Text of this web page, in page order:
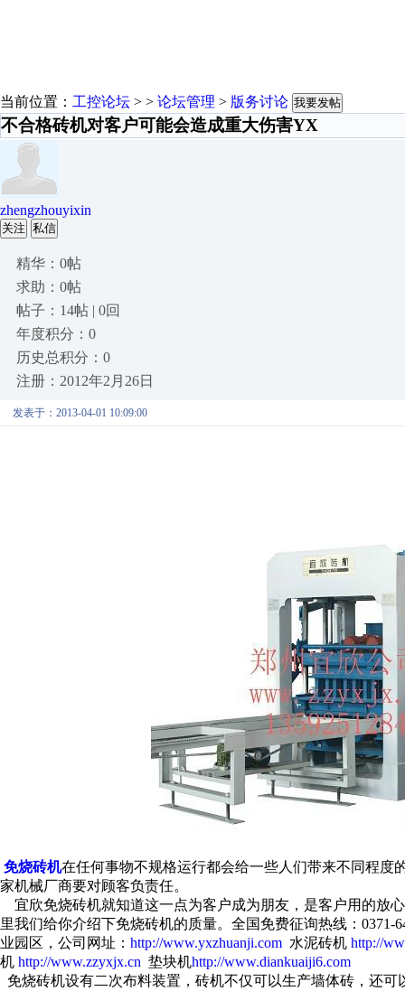
当前位置： 工控论坛 > > 论坛管理 > 版务讨论 我要发帖
不合格砖机对客户可能会造成重大伤害YX
zhengzhouyixin
关注 私信
精华：0帖
求助：0帖
帖子：14帖 | 0回
年度积分：0
历史总积分：0
注册：2012年2月26日
发表于：2013-04-01 10:09:00
免烧砖机在任何事物不规格运行都会给一些人们带来不同程度
家机械厂商要对顾客负责任。
宜欣免烧砖机就知道这一点为客户成为朋友，是客户用的放
里我们给你介绍下免烧砖机的质量。全国免费征询热线：0371-
业园区，公司网址： http://www.yxzhuanji.com 水泥砖机 http://
机 http://www.zzyxjx.cn 垫块机http://www.diankuaiji6.com
免烧砖机设有二次布料装置，砖机不仅可以生产墙体砖，还